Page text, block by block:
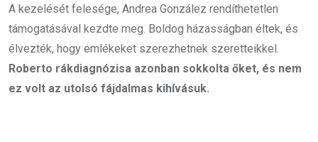
A kezelését felesége, Andrea González rendíthetetlen
támogatásával kezdte meg. Boldog házasságban éltek, és
élvezték, hogy emlékeket szerezhetnek szeretteikkel.
Roberto rákdiagnózisa azonban sokkolta őket, és nem
ez volt az utolsó fájdalmas kihívásuk.